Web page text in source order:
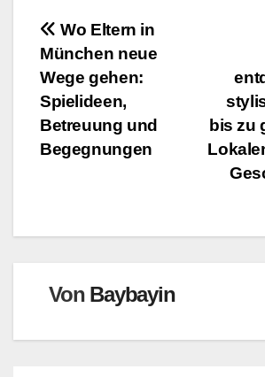
Beitragsnavigation
bis zu
Wo Eltern in
München neue
Wege gehen:
Spielideen,
Betreuung und
Begegnungen
Von Baybayin